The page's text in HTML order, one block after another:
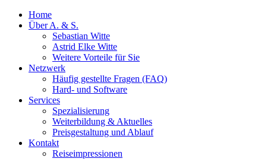
Home
Über A. & S.
Sebastian Witte
Astrid Elke Witte
Weitere Vorteile für Sie
Netzwerk
Häufig gestellte Fragen (FAQ)
Hard- und Software
Services
Spezialisierung
Weiterbildung & Aktuelles
Preisgestaltung und Ablauf
Kontakt
Reiseimpressionen